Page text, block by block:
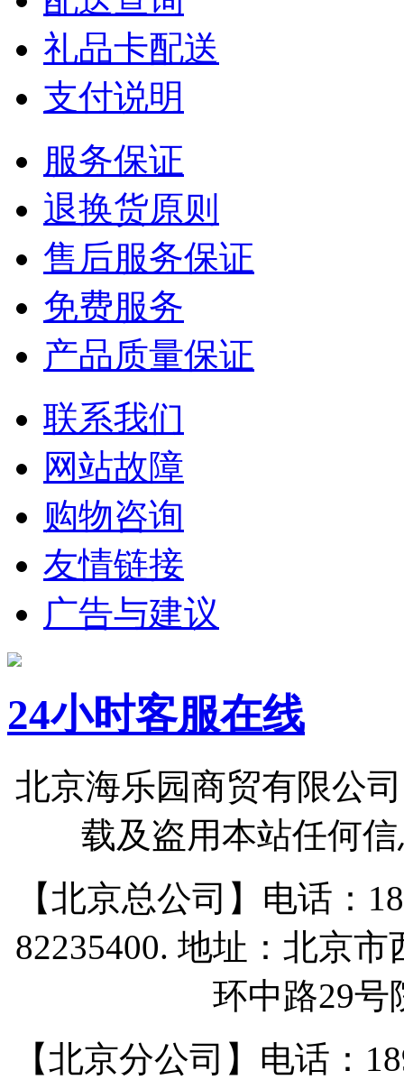
礼品卡配送
支付说明
服务保证
退换货原则
售后服务保证
免费服务
产品质量保证
联系我们
网站故障
购物咨询
友情链接
广告与建议
24小时客服在线
北京海乐园商贸有限公
载及盗用本站任何
【北京总公司】电话：
82235400. 地址：北京
环中路29号
【北京分公司】电话：